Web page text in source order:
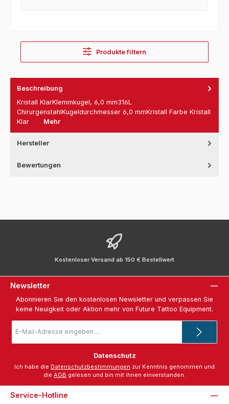
Produkte filtern
Beschreibung
Kristall KlarKlemmkugel, 6,0 mm316L
ChirurgenstahlKugeldurchmesser 6,0 mmKristall Farbe Kristall
Klar Mehr
Hersteller
Bewertungen
Kostenloser Versand ab 150 € Bestellwert
Newsletter
Abonnieren Sie den kostenlosen Newsletter und verpassen Sie
keine Neuigkeit oder Aktion mehr von Future Tattoo Equipment.
Mail-
*
Datenschutz
Ich habe die Datenschutzbestimmungen zur Kenntnis genommen und
die AGB gelesen und bin mit ihnen einverstanden.
Service-Hotline